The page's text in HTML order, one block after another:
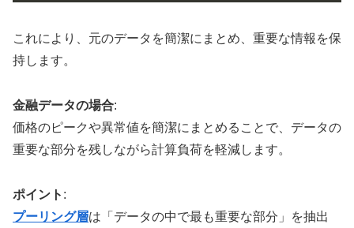
これにより、元のデータを簡潔にまとめ、重要な情報を保
持します。
金融データの場合:
価格のピークや異常値を簡潔にまとめることで、データの
重要な部分を残しながら計算負荷を軽減します。
ポイント :
プーリング層は「データの中で最も重要な部分」を抽出